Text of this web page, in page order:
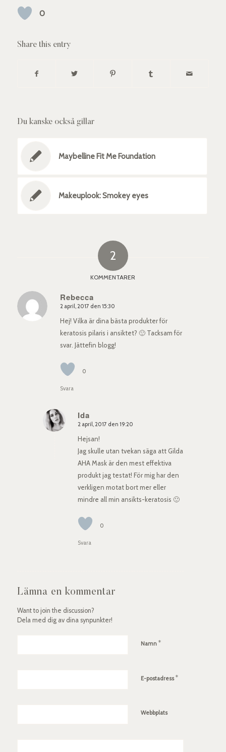
0
Share this entry
Du kanske också gillar
Maybelline Fit Me Foundation
Makeuplook: Smokey eyes
2
KOMMENTARER
Rebecca
says:
2 april, 2017 den 15:30
Hej! Vilka är dina bästa produkter för
keratosis pilaris i ansiktet? 🙂 Tacksam för
svar. Jättefin blogg!
0
Svara
Ida
says:
2 april, 2017 den 19:20
Hejsan!
Jag skulle utan tvekan säga att Gilda
AHA Mask är den mest effektiva
produkt jag testat! För mig har den
verkligen motat bort mer eller
mindre all min ansikts-keratosis 🙂
0
Svara
Lämna en kommentar
Want to join the discussion?
Dela med dig av dina synpunkter!
Namn *
E-postadress*
Webbplats